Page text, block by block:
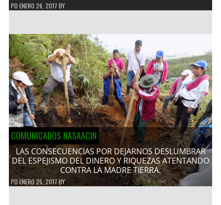
PD ENERO 26, 2017 BY
COMUNICADOS NASAACIN
LAS CONSECUENCIAS POR DEJARNOS DESLUMBRAR
DEL ESPEJISMO DEL DINERO Y RIQUEZAS ATENTANDO
CONTRA LA MADRE TIERRA.
PDENERO 25, 2017BY